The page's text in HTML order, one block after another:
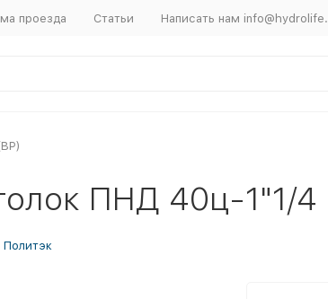
проезда Статьи Написать нам
ПНД 40ц-1"1/4
Политэк